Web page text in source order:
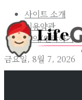
사이트 소개
이용약관
문의/연락하기
금요일, 8월 7, 2026